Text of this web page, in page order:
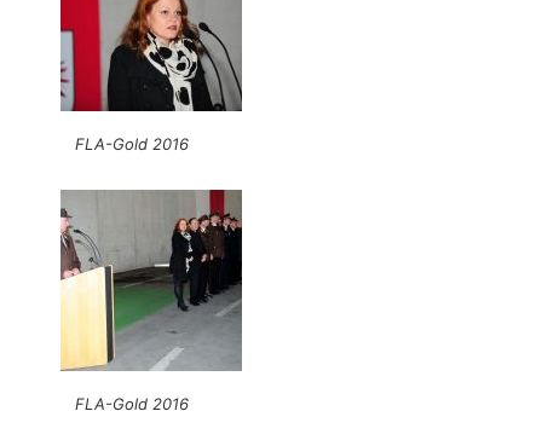
FLA-Gold 2016
FLA-Gold 2016